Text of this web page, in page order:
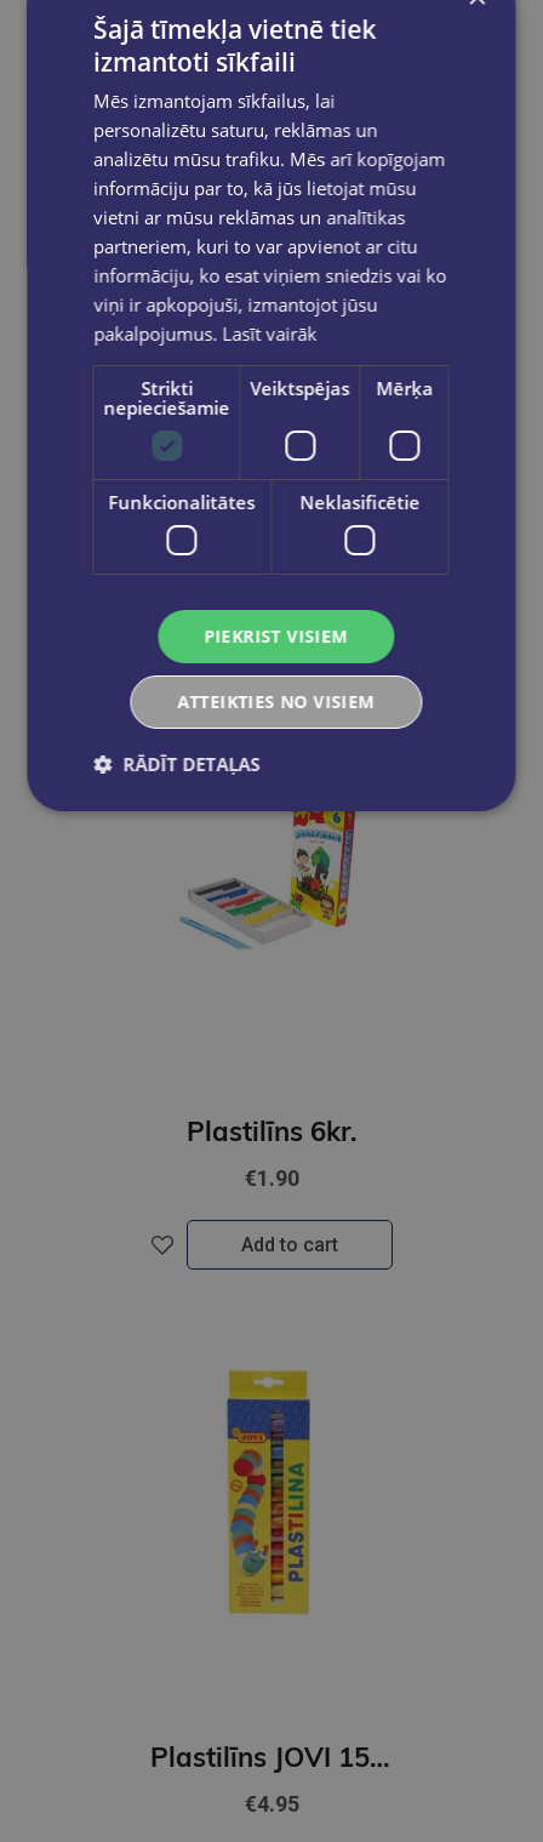
Plastilīns TOY COLOR 6 krāsas
Plastilīns 6kr.
€1.90
Add to cart
Plastilīns JOVI 15 krāsu
€4.95
Šajā tīmekļa vietnē tiek
izmantoti sīkfaili
Mēs izmantojam sīkfailus, lai
personalizētu saturu, reklāmas un
analizētu mūsu trafiku. Mēs arī kopīgojam
informāciju par to, kā jūs lietojat mūsu
vietni ar mūsu reklāmas un analītikas
partneriem, kuri to var apvienot ar citu
informāciju, ko esat viņiem sniedzis vai ko
viņi ir apkopojuši, izmantojot jūsu
pakalpojumus. Lasīt vairāk
Strikti
nepieciešamie
Veiktspējas Mērķa
Funkcionalitātes Neklasificētie
PIEKRIST VISIEM
ATTEIKTIES NO VISIEM
RĀDĪT DETAĻAS